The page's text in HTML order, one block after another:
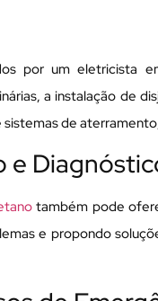
por um eletricista
a instalação de
sistemas de
e
também pode
e propondo